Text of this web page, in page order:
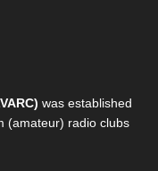
was established
(amateur) radio clubs